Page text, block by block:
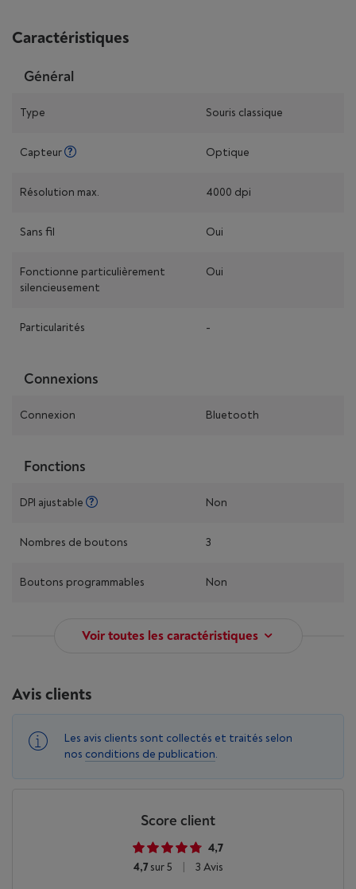
Caractéristiques
Général
Type Souris classique
Capteur Optique
Résolution max. 4000 dpi
Sans fil Oui
Fonctionne particulièrement
silencieusement
Oui
Particularités -
Connexions
Connexion Bluetooth
Fonctions
DPI ajustable Non
Nombres de boutons 3
Boutons programmables Non
Voir toutes les caractéristiques
Avis clients
Les avis clients sont collectés et traités selon
nos conditions de publication.
Score client
4,7
4,7sur 5 3 Avis